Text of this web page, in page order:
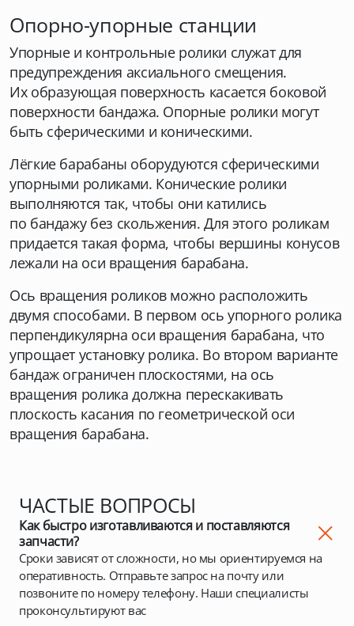
Опорно-упорные станции
Упорные и контрольные ролики служат для
предупреждения аксиального смещения.
Их образующая поверхность касается боковой
поверхности бандажа. Опорные ролики могут
быть сферическими и коническими.
Лёгкие барабаны оборудуются сферическими
упорными роликами. Конические ролики
выполняются так, чтобы они катились
по бандажу без скольжения. Для этого роликам
придается такая форма, чтобы вершины конусов
лежали на оси вращения барабана.
Ось вращения роликов можно расположить
двумя способами. В первом ось упорного ролика
перпендикулярна оси вращения барабана, что
упрощает установку ролика. Во втором варианте
бандаж ограничен плоскостями, на ось
вращения ролика должна перескакивать
плоскость касания по геометрической оси
вращения барабана.
ЧАСТЫЕ ВОПРОСЫ
Как быстро изготавливаются и поставляются
запчасти?
Сроки зависят от сложности, но мы ориентируемся на
оперативность. Отправьте запрос на почту или
позвоните по номеру телефону. Наши специалисты
проконсультируют вас